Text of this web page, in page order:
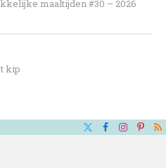
maaltijden #30 – 2026
kip
X
Facebook